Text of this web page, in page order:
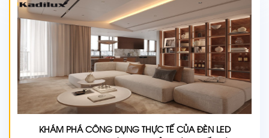
KHÁM PHÁ CÔNG DỤNG THỰC TẾ CỦA ĐÈN LED